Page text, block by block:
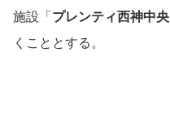
施設「 プレンティ西神中央
くこととする。